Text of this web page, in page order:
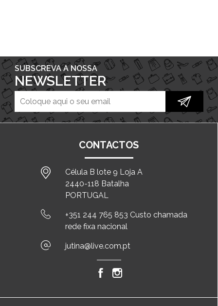
SUBSCREVA A NOSSA
NEWSLETTER
CONTACTOS
Célula B lote 9 Loja A
2440-118 Batalha
PORTUGAL
+351 244 765 853 Custo chamada
rede fixa nacional
jutina@live.com.pt